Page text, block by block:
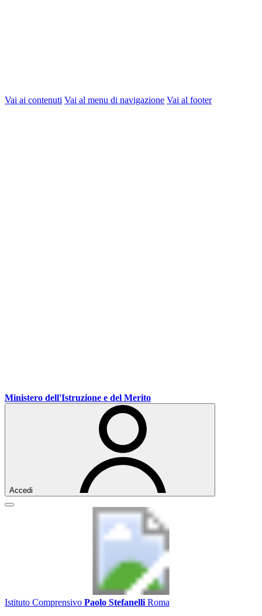
Vai ai contenuti Vai al menu di navigazione Vai al footer
Ministero dell'Istruzione e del Merito
Accedi
Istituto Comprensivo Paolo Stefanelli Roma